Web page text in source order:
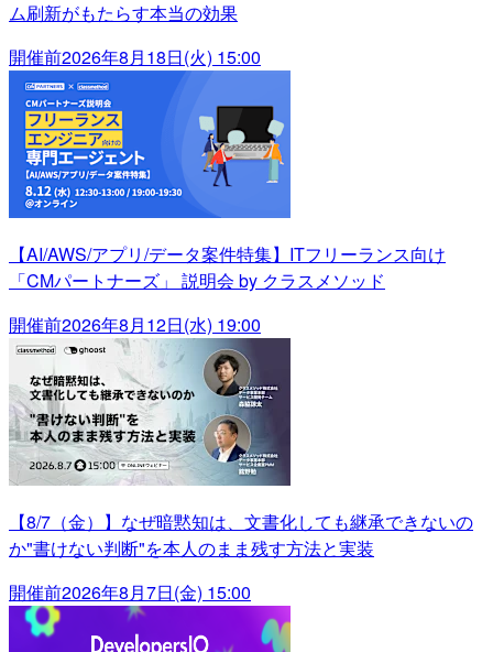
ム刷新がもたらす本当の効果
開催前2026年8月18日(火) 15:00
【AI/AWS/アプリ/データ案件特集】ITフリーランス向け
「CMパートナーズ」 説明会 by クラスメソッド
開催前2026年8月12日(水) 19:00
【8/7（金）】なぜ暗黙知は、文書化しても継承できないの
か"書けない判断"を本人のまま残す方法と実装
開催前2026年8月7日(金) 15:00